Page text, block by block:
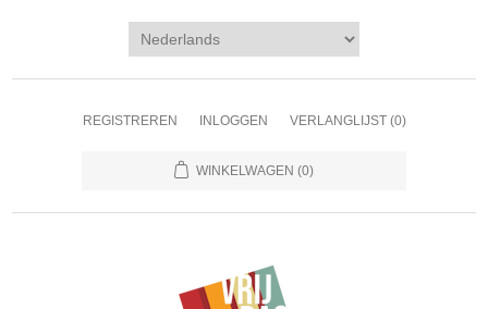
REGISTREREN INLOGGEN VERLANGLIJST (0)
WINKELWAGEN (0)